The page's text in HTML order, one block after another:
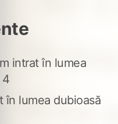
intrat în lumea
4
în lumea dubioasă